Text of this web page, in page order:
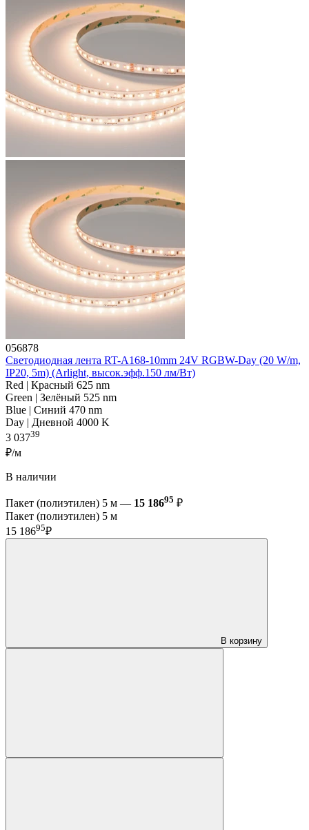
056878
Светодиодная лента RT-A168-10mm 24V RGBW-Day (20 W/m,
IP20, 5m) (Arlight, высок.эфф.150 лм/Вт)
Red | Красный 625 nm
Green | Зелёный 525 nm
Blue | Синий 470 nm
Day | Дневной 4000 K
3 03739
₽/м
В наличии
Пакет (полиэтилен) 5 м — 15 18695 ₽
Пакет (полиэтилен) 5 м
15 18695₽
В корзину